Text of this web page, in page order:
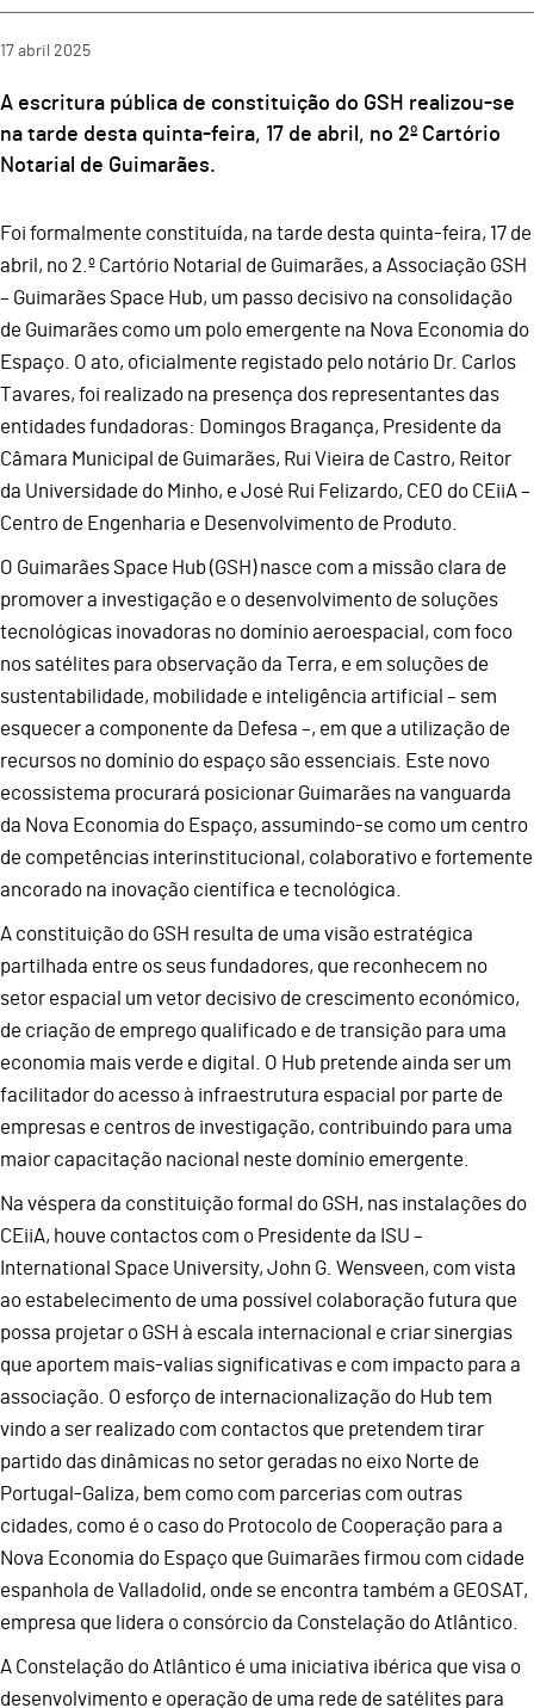
17 abril 2025
A escritura pública de constituição do GSH realizou-se
na tarde desta quinta-feira, 17 de abril, no 2º Cartório
Notarial de Guimarães.
Foi formalmente constituída, na tarde desta quinta-feira, 17 de
abril, no 2.º Cartório Notarial de Guimarães, a Associação GSH
– Guimarães Space Hub, um passo decisivo na consolidação
de Guimarães como um polo emergente na Nova Economia do
Espaço. O ato, oficialmente registado pelo notário Dr. Carlos
Tavares, foi realizado na presença dos representantes das
entidades fundadoras: Domingos Bragança, Presidente da
Câmara Municipal de Guimarães, Rui Vieira de Castro, Reitor
da Universidade do Minho, e José Rui Felizardo, CEO do CEiiA –
Centro de Engenharia e Desenvolvimento de Produto.
O Guimarães Space Hub (GSH) nasce com a missão clara de
promover a investigação e o desenvolvimento de soluções
tecnológicas inovadoras no domínio aeroespacial, com foco
nos satélites para observação da Terra, e em soluções de
sustentabilidade, mobilidade e inteligência artificial – sem
esquecer a componente da Defesa –, em que a utilização de
recursos no domínio do espaço são essenciais. Este novo
ecossistema procurará posicionar Guimarães na vanguarda
da Nova Economia do Espaço, assumindo-se como um centro
de competências interinstitucional, colaborativo e fortemente
ancorado na inovação científica e tecnológica.
A constituição do GSH resulta de uma visão estratégica
partilhada entre os seus fundadores, que reconhecem no
setor espacial um vetor decisivo de crescimento económico,
de criação de emprego qualificado e de transição para uma
economia mais verde e digital. O Hub pretende ainda ser um
facilitador do acesso à infraestrutura espacial por parte de
empresas e centros de investigação, contribuindo para uma
maior capacitação nacional neste domínio emergente.
Na véspera da constituição formal do GSH, nas instalações do
CEiiA, houve contactos com o Presidente da ISU –
International Space University, John G. Wensveen, com vista
ao estabelecimento de uma possível colaboração futura que
possa projetar o GSH à escala internacional e criar sinergias
que aportem mais-valias significativas e com impacto para a
associação. O esforço de internacionalização do Hub tem
vindo a ser realizado com contactos que pretendem tirar
partido das dinâmicas no setor geradas no eixo Norte de
Portugal-Galiza, bem como com parcerias com outras
cidades, como é o caso do Protocolo de Cooperação para a
Nova Economia do Espaço que Guimarães firmou com cidade
espanhola de Valladolid, onde se encontra também a GEOSAT,
empresa que lidera o consórcio da Constelação do Atlântico.
A Constelação do Atlântico é uma iniciativa ibérica que visa o
desenvolvimento e operação de uma rede de satélites para